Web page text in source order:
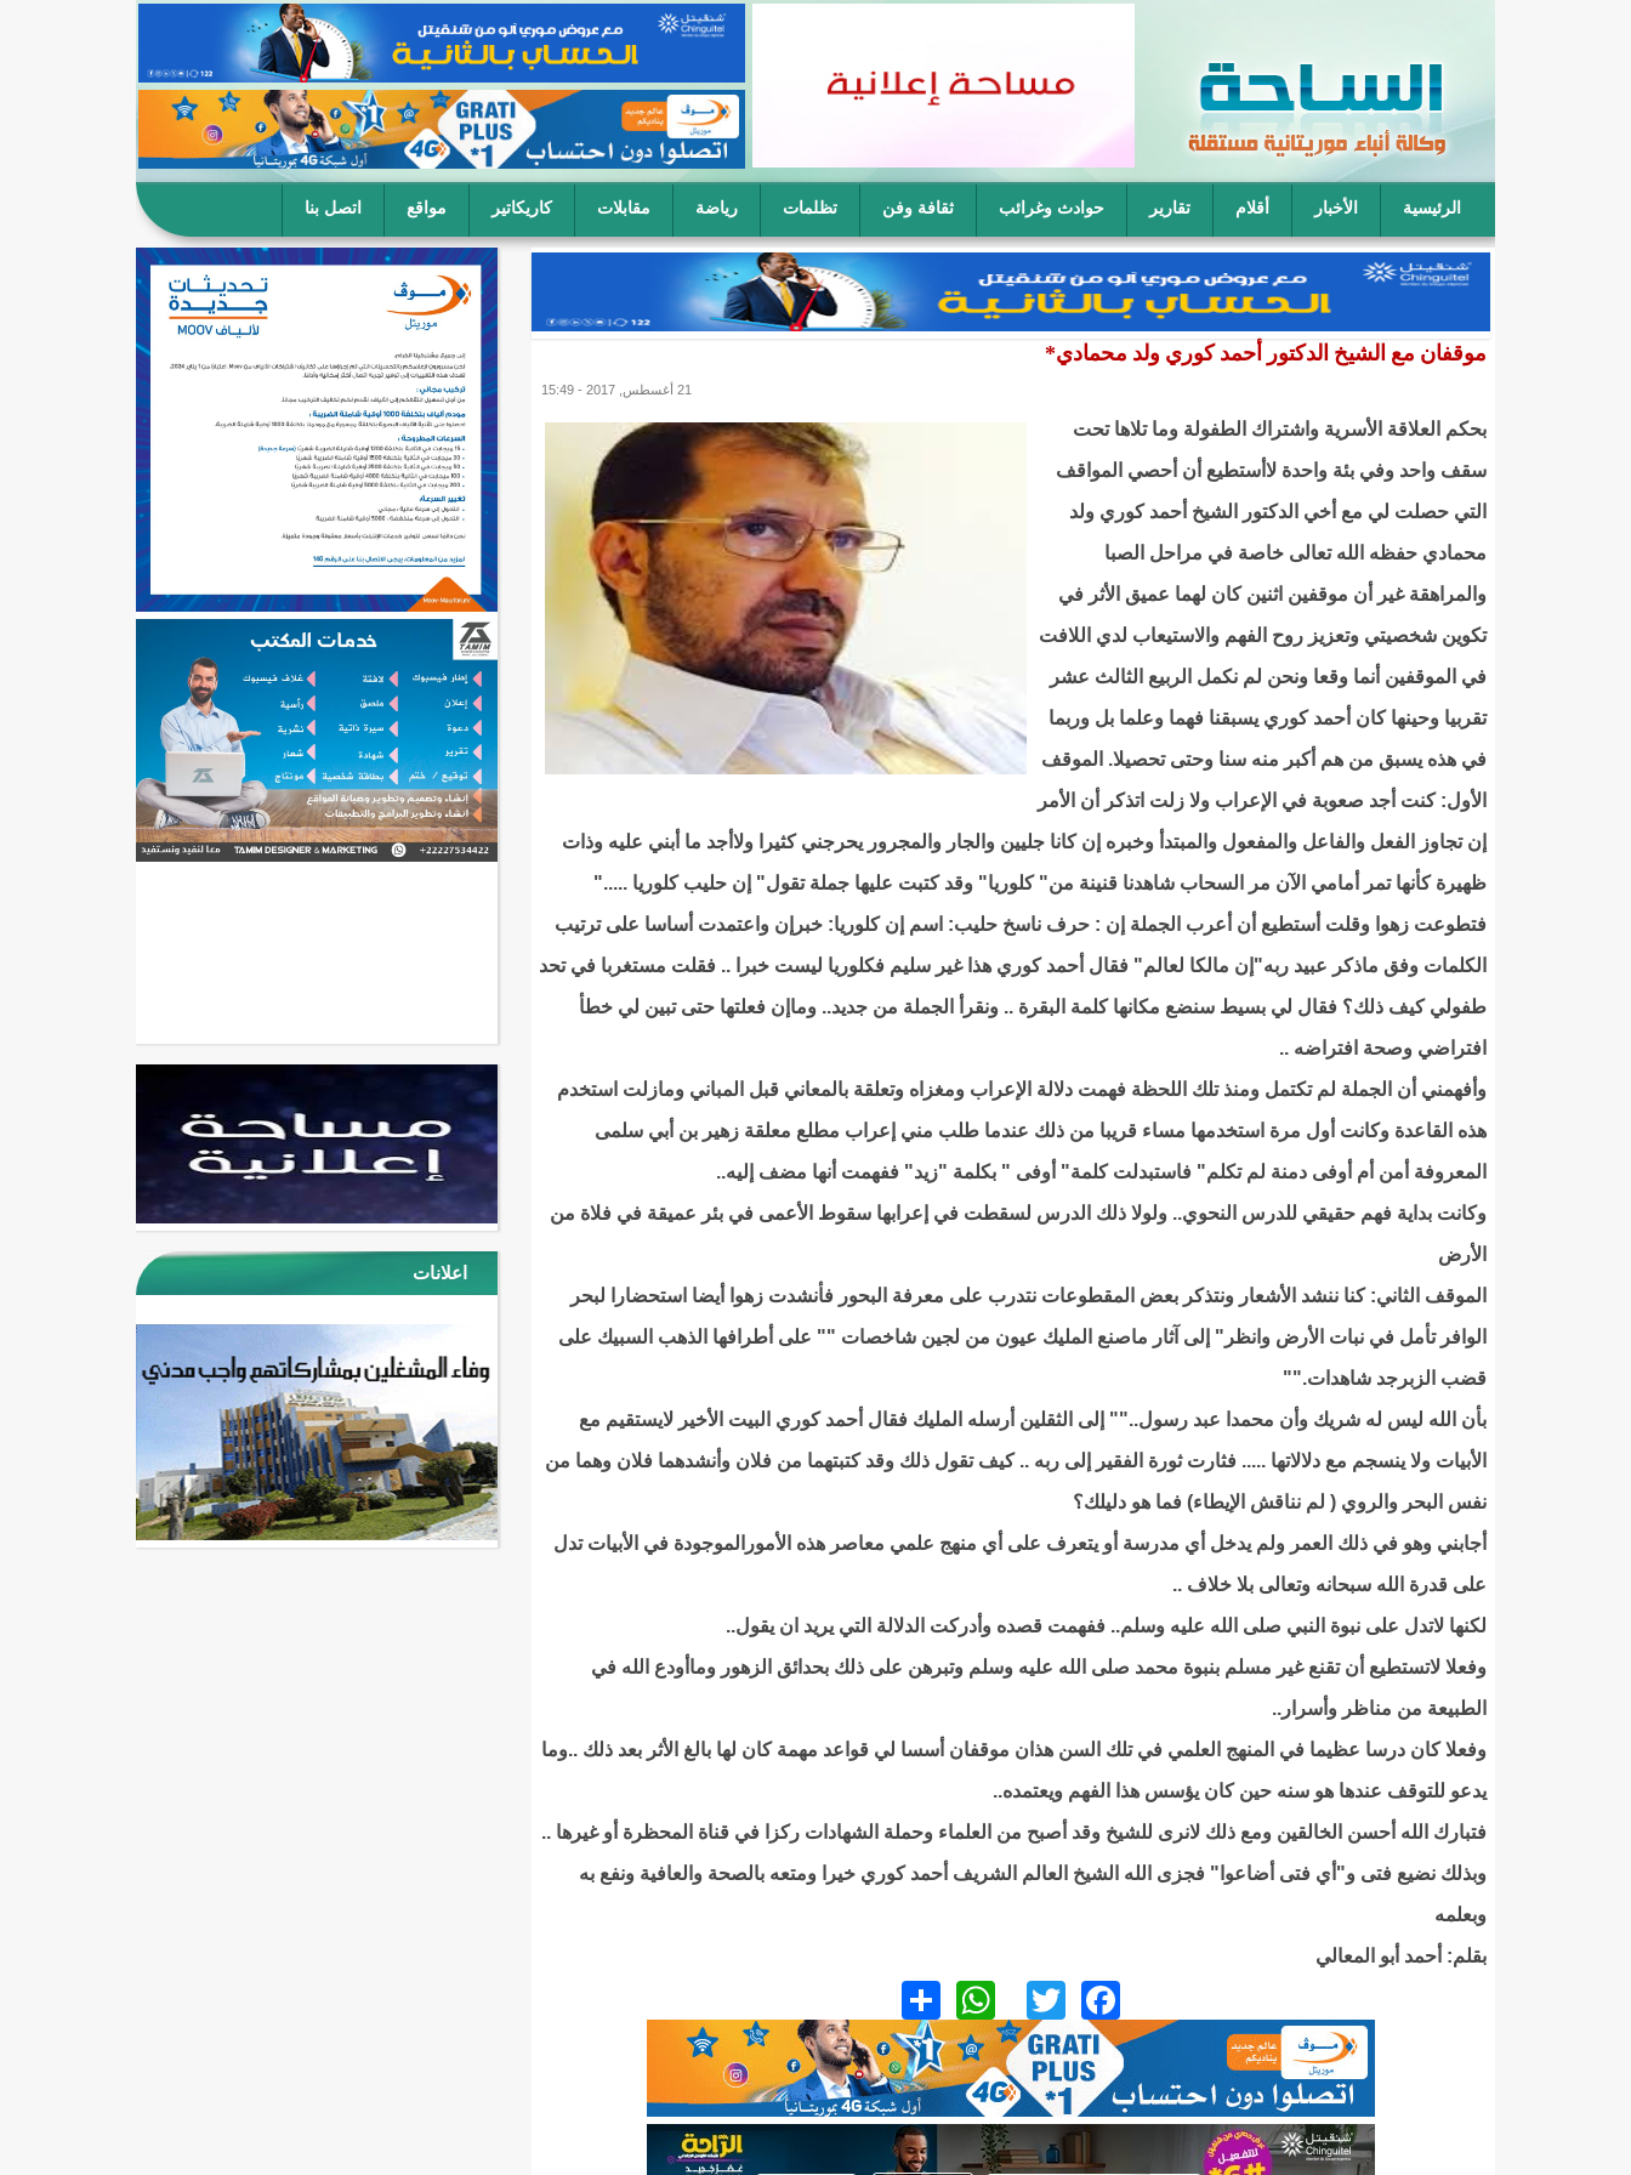
الرئيسية الأخبار أقلام تقارير حوادث وغرائب ثقافة وفن تظلمات رياضة مقابلات كاريكاتير مواقع اتصل بنا
فقيه موريتاني: يمكن لأربعة رجال أن يتناوبوا على نكاح سيدة في آن واحد
موقفان مع الشيخ الدكتور أحمد كوري ولد محمادي*
21 أغسطس, 2017 - 15:49
بحكم العلاقة الأسرية واشتراك الطفولة وما تلاها تحت
سقف واحد وفي بئة واحدة لاأستطيع أن أحصي المواقف
التي حصلت لي مع أخي الدكتور الشيخ أحمد كوري ولد
محمادي حفظه الله تعالى خاصة في مراحل الصبا
والمراهقة غير أن موقفين اثنين كان لهما عميق الأثر في
تكوين شخصيتي وتعزيز روح الفهم والاستيعاب لدي اللافت
في الموقفين أنما وقعا ونحن لم نكمل الربيع الثالث عشر
تقربيا وحينها كان أحمد كوري يسبقنا فهما وعلما بل وربما
في هذه يسبق من هم أكبر منه سنا وحتى تحصيلا. الموقف
الأول: كنت أجد صعوبة في الإعراب ولا زلت اتذكر أن الأمر
إن تجاوز الفعل والفاعل والمفعول والمبتدأ وخبره إن كانا جليين والجار والمجرور يحرجني كثيرا ولاأجد ما أبني عليه وذات
ظهيرة كأنها تمر أمامي الآن مر السحاب شاهدنا قنينة من" كلوريا" وقد كتبت عليها جملة تقول" إن حليب كلوريا ....."
فتطوعت زهوا وقلت أستطيع أن أعرب الجملة إن : حرف ناسخ حليب: اسم إن كلوريا: خبرإن واعتمدت أساسا على ترتيب
الكلمات وفق ماذكر عبيد ربه"إن مالكا لعالم" فقال أحمد كوري هذا غير سليم فكلوريا ليست خبرا .. فقلت مستغربا في تحد
طفولي كيف ذلك؟ فقال لي بسيط سنضع مكانها كلمة البقرة .. ونقرأ الجملة من جديد.. وماإن فعلتها حتى تبين لي خطأ
افتراضي وصحة افتراضه ..
وأفهمني أن الجملة لم تكتمل ومنذ تلك اللحظة فهمت دلالة الإعراب ومغزاه وتعلقة بالمعاني قبل المباني ومازلت استخدم
هذه القاعدة وكانت أول مرة استخدمها مساء قريبا من ذلك عندما طلب مني إعراب مطلع معلقة زهير بن أبي سلمى
المعروفة أمن أم أوفى دمنة لم تكلم" فاستبدلت كلمة" أوفى " بكلمة "زيد" ففهمت أنها مضف إليه..
وكانت بداية فهم حقيقي للدرس النحوي.. ولولا ذلك الدرس لسقطت في إعرابها سقوط الأعمى في بئر عميقة في فلاة من
الأرض
الموقف الثاني: كنا ننشد الأشعار ونتذكر بعض المقطوعات نتدرب على معرفة البحور فأنشدت زهوا أيضا استحضارا لبحر
الوافر تأمل في نبات الأرض وانظر" إلى آثار ماصنع المليك عيون من لجين شاخصات "" على أطرافها الذهب السبيك على
قضب الزبرجد شاهدات.""
بأن الله ليس له شريك وأن محمدا عبد رسول.."" إلى الثقلين أرسله المليك فقال أحمد كوري البيت الأخير لايستقيم مع
الأبيات ولا ينسجم مع دلالاتها ..... فثارت ثورة الفقير إلى ربه .. كيف تقول ذلك وقد كتبتهما من فلان وأنشدهما فلان وهما من
نفس البحر والروي ( لم نناقش الإيطاء) فما هو دليلك؟
أجابني وهو في ذلك العمر ولم يدخل أي مدرسة أو يتعرف على أي منهج علمي معاصر هذه الأمورالموجودة في الأبيات تدل
على قدرة الله سبحانه وتعالى بلا خلاف ..
لكنها لاتدل على نبوة النبي صلى الله عليه وسلم.. ففهمت قصده وأدركت الدلالة التي يريد ان يقول..
وفعلا لاتستطيع أن تقنع غير مسلم بنبوة محمد صلى الله عليه وسلم وتبرهن على ذلك بحدائق الزهور وماأودع الله في
الطبيعة من مناظر وأسرار..
وفعلا كان درسا عظيما في المنهج العلمي في تلك السن هذان موقفان أسسا لي قواعد مهمة كان لها بالغ الأثر بعد ذلك ..وما
يدعو للتوقف عندها هو سنه حين كان يؤسس هذا الفهم ويعتمده..
فتبارك الله أحسن الخالقين ومع ذلك لانرى للشيخ وقد أصبح من العلماء وحملة الشهادات ركزا في قناة المحظرة أو غيرها ..
وبذلك نضيع فتى و"أي فتى أضاعوا" فجزى الله الشيخ العالم الشريف أحمد كوري خيرا ومتعه بالصحة والعافية ونفع به
وبعلمه
بقلم: أحمد أبو المعالي
Facebook
Twitter
WhatsApp
اعلانات